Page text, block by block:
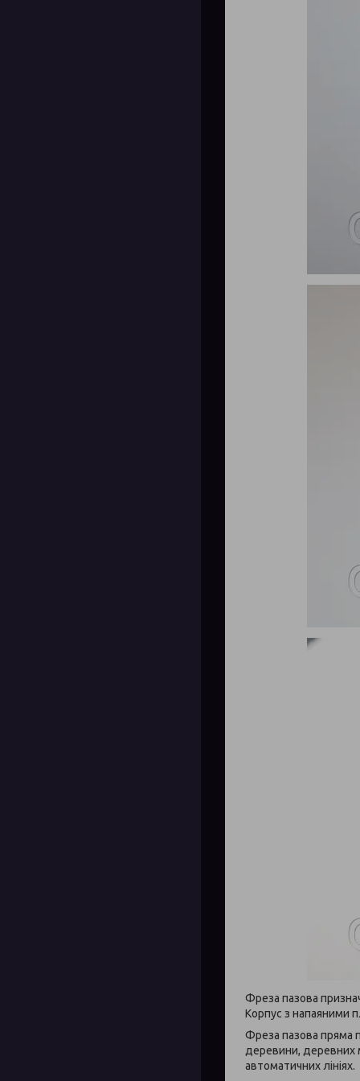
Фреза пазова
Корпус з напаяними
Фреза пазова пряма
деревини, деревних
автоматичних лініях.